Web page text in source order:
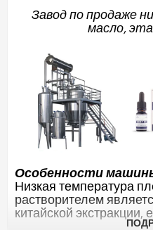
насосаЗавод по продаже
масло,
Особенности
Низкая температура
растворителем
китайской экстракции,